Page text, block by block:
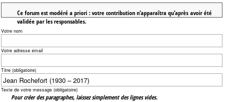
Ce forum est modéré a priori : votre contribution n’apparaîtra qu’après avoir été
validée par les responsables.
Votre nom
Votre adresse email
Titre (obligatoire)
Texte de votre message (obligatoire)
Pour créer des paragraphes, laissez simplement des lignes vides.